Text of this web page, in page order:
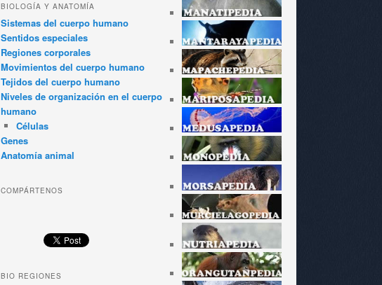
BIOLOGÍA Y ANATOMÍA
Sistemas del cuerpo humano
Sentidos especiales
Regiones corporales
Movimientos del cuerpo humano
Tejidos del cuerpo humano
Niveles de organización en el cuerpo
humano
Células
Genes
Anatomía animal
COMPÁRTENOS
BIO REGIONES